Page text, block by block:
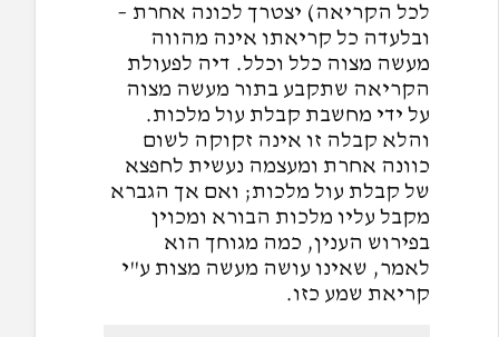
לכל הקריאה) יצטרך לכונה אחרת –
ובלעדה כל קריאתו אינה מהווה
מעשה מצוה כלל וכלל. דיה לפעולת
הקריאה שתקבע בתור מעשה מצוה
על ידי מחשבת קבלת עול מלכות.
והלא קבלה זו אינה זקוקה לשום
כוונה אחרת ומעצמה נעשית לחפצא
של קבלת עול מלכות; ואם אך הגברא
מקבל עליו מלכות הבורא ומכוין
בפירוש הענין, כמה מגוחך הוא
לאמר, שאינו עושה מעשה מצות ע"י
קריאת שמע כזו.